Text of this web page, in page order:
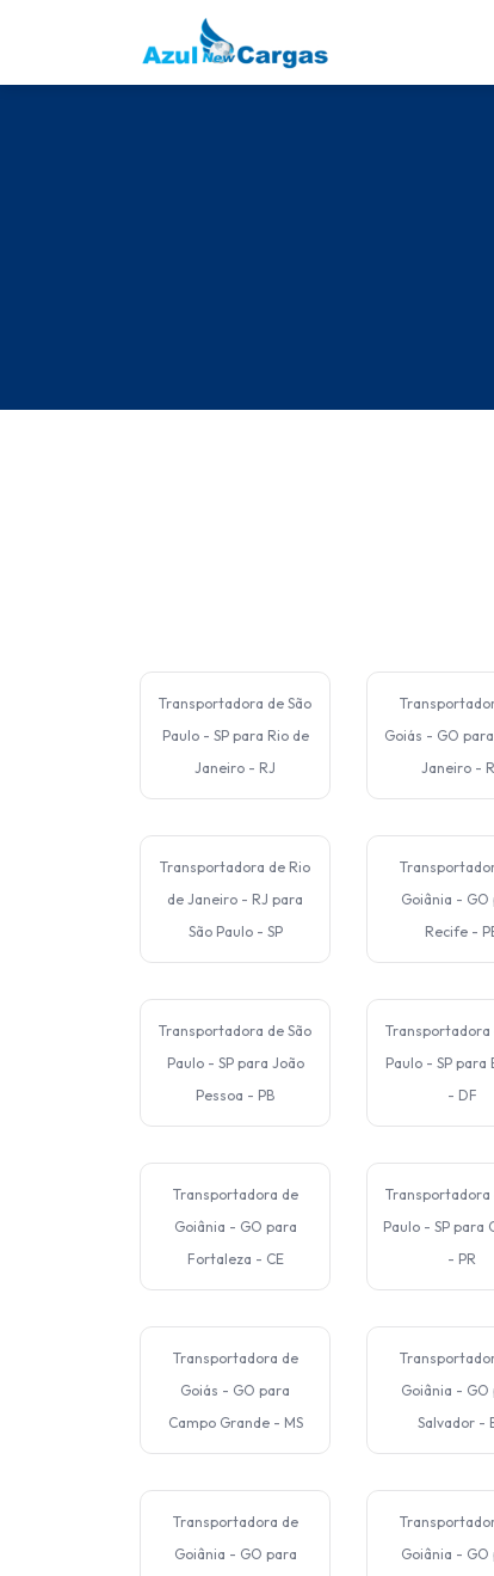
Transportadora de São
Paulo - SP para Rio de
Janeiro - RJ
Goiás - GO
Janeiro -
Transportadora de Rio
de Janeiro - RJ para
São Paulo - SP
Goiânia - GO
Recife -
Transportadora de São
Paulo - SP para João
Pessoa - PB
Transportadora
Paulo - SP para
- DF
Transportadora de
Goiânia - GO para
Fortaleza - CE
Transportadora
Paulo - SP para
- PR
Transportadora de
Goiás - GO para
Campo Grande - MS
Goiânia - GO
Salvador -
Transportadora de
Goiânia - GO para
Goiânia - GO